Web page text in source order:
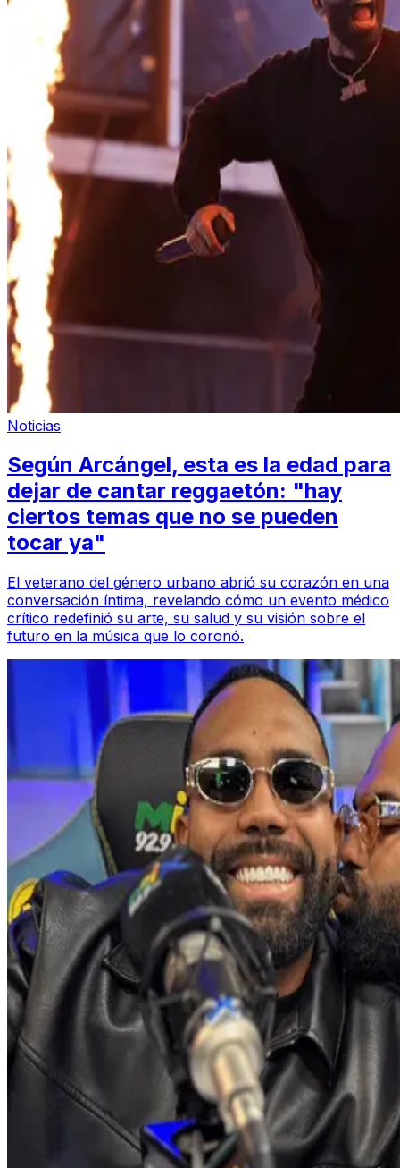
Noticias
Según Arcángel, esta es la edad para
dejar de cantar reggaetón: "hay
ciertos temas que no se pueden
tocar ya"
El veterano del género urbano abrió su corazón en una
conversación íntima, revelando cómo un evento médico
crítico redefinió su arte, su salud y su visión sobre el
futuro en la música que lo coronó.